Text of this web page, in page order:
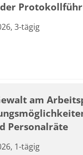
3-tägig
am
Personalräte
1-tägig